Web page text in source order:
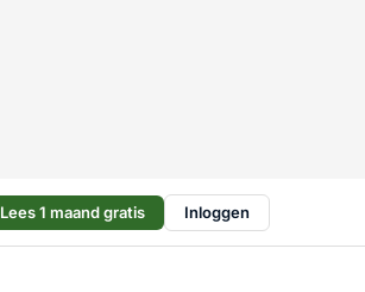
Lees 1 maand gratis Inloggen